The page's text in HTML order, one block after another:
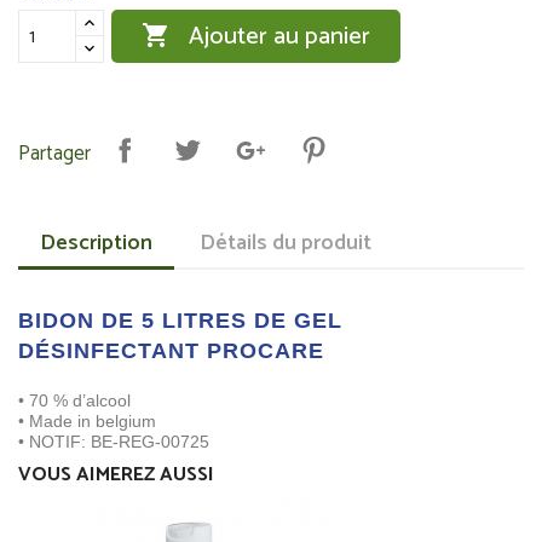
 Ajouter au panier
Partager
Description Détails du produit
BIDON DE 5 LITRES DE GEL
DÉSINFECTANT PROCARE
• 70 % d’alcool
• Made in belgium
• NOTIF: BE-REG-00725
VOUS AIMEREZ AUSSI